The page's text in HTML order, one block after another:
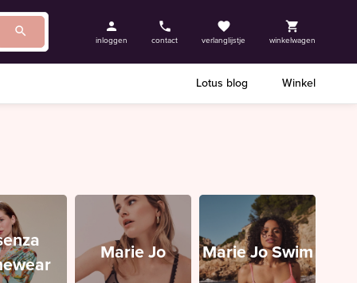
inloggen contact verlanglijstje winkelwagen
Lotus blog Winkel
Marie Jo Marie Jo Swim